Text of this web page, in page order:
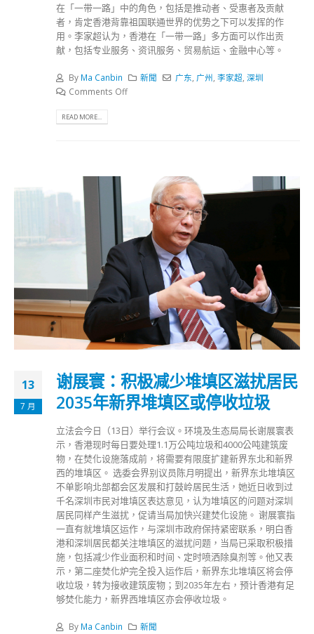
在「一带一路」中的角色，包括是推动者、受惠者及贡献
者，肯定香港背靠祖国联通世界的优势之下可以发挥的作
用。李家超认为，香港在「一带一路」多方面可以作出贡
献，包括专业服务、资讯服务、贸易航运、金融中心等。
By Ma Canbin 新聞 广东 广州 ,李家超 ,深圳
Comments Off
READ MORE...
13
7 月
谢展寰：积极减少堆填区滋扰居民
2035年新界堆填区或停收垃圾
立法会今日（13日）举行会议。环境及生态局局长谢展寰表
示，香港现时每日要处理1.1万公吨垃圾和4000公吨建筑废
物，在焚化设施落成前，将需要有限度扩建新界东北和新界
西的堆填区。 选委会界别议员陈月明提出，新界东北堆填区
不单影响北部都会区发展和打鼓岭居民生活，她近日收到过
千名深圳市民对堆填区表达意见，认为堆填区的问题对深圳
居民同样产生滋扰，促请当局加快兴建焚化设施。 谢展寰指
一直有就堆填区运作，与深圳市政府保持紧密联系，明白香
港和深圳居民都关注堆填区的滋扰问题，当局已采取积极措
施，包括减少作业面积和时间、定时喷洒除臭剂等。他又表
示，第二座焚化炉完全投入运作后，新界东北堆填区将会停
收垃圾，转为接收建筑废物；到2035年左右，预计香港有足
够焚化能力，新界西堆填区亦会停收垃圾。
By Ma Canbin 新聞